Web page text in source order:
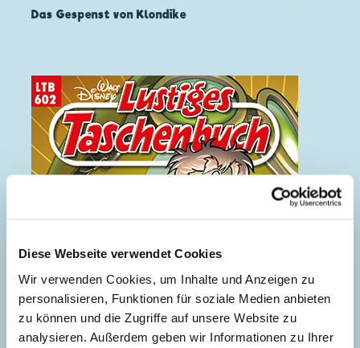
Diese Webseite verwendet Cookies
Wir verwenden Cookies, um Inhalte und Anzeigen zu
personalisieren, Funktionen für soziale Medien anbieten
zu können und die Zugriffe auf unsere Website zu
analysieren. Außerdem geben wir Informationen zu Ihrer
Das Gespenst von Klondike